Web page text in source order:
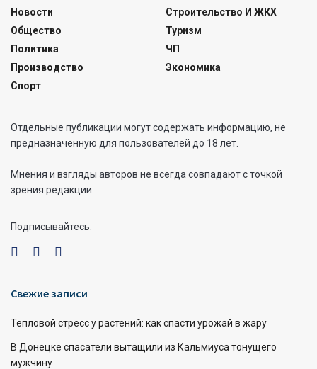
Новости
Общество
Политика
Производство
Спорт
Строительство И ЖКХ
Туризм
ЧП
Экономика
Отдельные публикации могут содержать информацию, не
предназначенную для пользователей до 18 лет.
Мнения и взгляды авторов не всегда совпадают с точкой
зрения редакции.
Подписывайтесь:
Свежие записи
Тепловой стресс у растений: как спасти урожай в жару
В Донецке спасатели вытащили из Кальмиуса тонущего
мужчину